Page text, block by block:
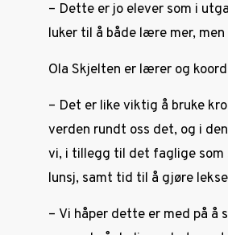
– Dette er jo elever som i
luker til å både lære mer,
Ola Skjelten er lærer og
– Det er like viktig å bruke
verden rundt oss det, og i
vi, i tillegg til det faglige som
lunsj, samt tid til å gjøre
– Vi håper dette er med på å